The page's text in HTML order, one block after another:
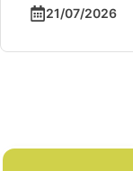
21/07/2026